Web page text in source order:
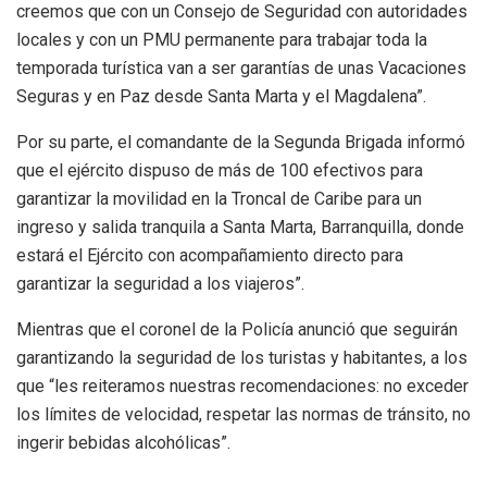
creemos que con un Consejo de Seguridad con autoridades
locales y con un PMU permanente para trabajar toda la
temporada turística van a ser garantías de unas Vacaciones
Seguras y en Paz desde Santa Marta y el Magdalena”.
Por su parte, el comandante de la Segunda Brigada informó
que el ejército dispuso de más de 100 efectivos para
garantizar la movilidad en la Troncal de Caribe para un
ingreso y salida tranquila a Santa Marta, Barranquilla, donde
estará el Ejército con acompañamiento directo para
garantizar la seguridad a los viajeros”.
Mientras que el coronel de la Policía anunció que seguirán
garantizando la seguridad de los turistas y habitantes, a los
que “les reiteramos nuestras recomendaciones: no exceder
los límites de velocidad, respetar las normas de tránsito, no
ingerir bebidas alcohólicas”.